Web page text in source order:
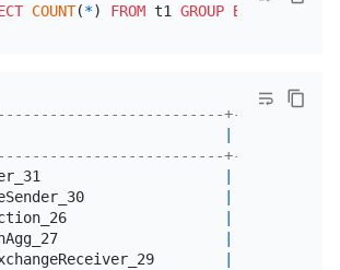
COUNT(*) FROM t1 GROUP BY
+---------
+---------